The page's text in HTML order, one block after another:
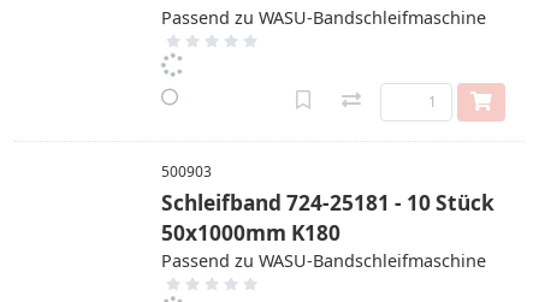
Passend zu WASU-Bandschleifmaschine
500903
Schleifband 724-25181 - 10 Stück
50x1000mm K180
Passend zu WASU-Bandschleifmaschine